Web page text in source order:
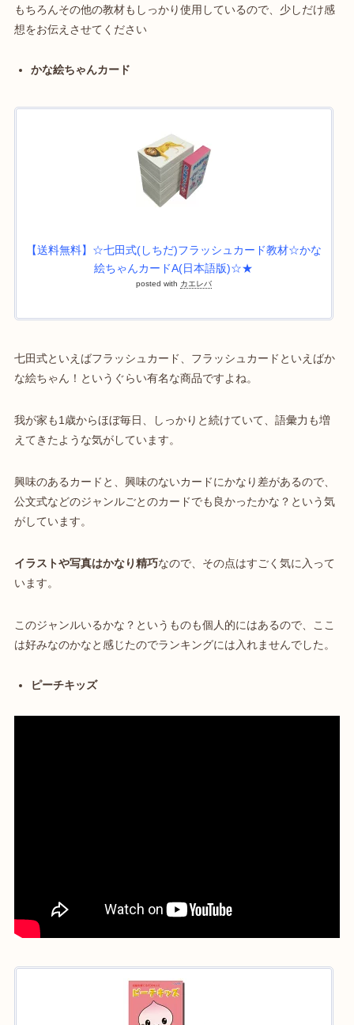
もちろんその他の教材もしっかり使用しているので、少しだけ感
想をお伝えさせてください
かな絵ちゃんカード
【送料無料】☆七田式(しちだ)フラッシュカード教材☆かな
絵ちゃんカードA(日本語版)☆★
posted with カエレバ
七田式といえばフラッシュカード、フラッシュカードといえばか
な絵ちゃん！というぐらい有名な商品ですよね。
我が家も1歳からほぼ毎日、しっかりと続けていて、語彙力も増
えてきたような気がしています。
興味のあるカードと、興味のないカードにかなり差があるので、
公文式などのジャンルごとのカードでも良かったかな？という気
がしています。
イラストや写真はかなり精巧なので、その点はすごく気に入って
います。
このジャンルいるかな？というものも個人的にはあるので、ここ
は好みなのかなと感じたのでランキングには入れませんでした。
ピーチキッズ